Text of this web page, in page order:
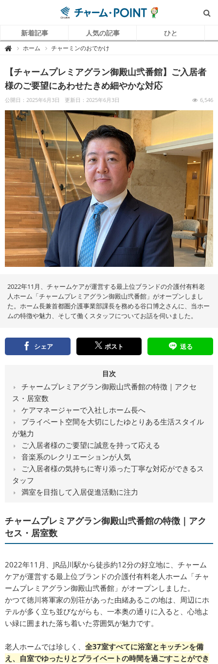
新着記事 人気の記事 ひと
 チ
P
O
I
N
（
ャ
ー
ム
ポ
イ
ン
ト
｜
介
護
で
働
く
リ
ア
を
伝
え
る
情
報
メ
デ
ィ
ホーム チャーミンのおでかけ
【チャームプレミアグラン御殿山弐番館】ご入居者
様のご要望にあわせたきめ細やかな対応
公開日：2025年6月3日 更新日：2025年6月3日 6,546
2022年11月、チャームケアが運営する最上位ブランドの介護付有料老
人ホーム「チャームプレミアグラン御殿山弐番館」がオープンしまし
た。ホーム長兼首都圏介護事業部課長を務める谷口博之さんに、当ホー
ムの特徴や魅力、そして働くスタッフについてお話を伺いました。
シェア ポスト 送る
目次
チャームプレミアグラン御殿山弐番館の特徴｜アクセ
ス・居室数
ケアマネージャーで入社しホーム長へ
プライベート空間を大切にしたゆとりある生活スタイル
が魅力
ご入居者様のご要望に誠意を持って応える
音楽系のレクリエーションが人気
ご入居者様の気持ちに寄り添った丁寧な対応ができるス
タッフ
満室を目指して入居促進活動に注力
チャームプレミアグラン御殿山弐番館の特徴｜アク
セス・居室数
2022年11月、JR品川駅から徒歩約12分の好立地に、チャーム
ケアが運営する最上位ブランドの介護付有料老人ホーム「チャ
ームプレミアグラン御殿山弐番館」がオープンしました。
かつて徳川将軍家の別荘があった由緒あるこの地は、周辺にホ
テルが多く立ち並びながらも、一本奥の通りに入ると、心地よ
い緑に囲まれた落ち着いた雰囲気が魅力です。
老人ホームでは珍しく、 全37室すべてに浴室とキッチンを備
え、自室でゆったりとプライベートの時間を過ごすことができ